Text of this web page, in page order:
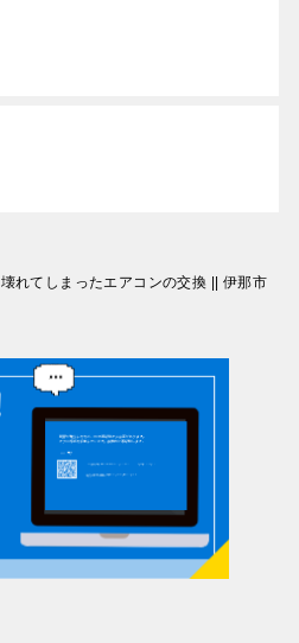
壊れてしまったエアコンの交換 || 伊那市